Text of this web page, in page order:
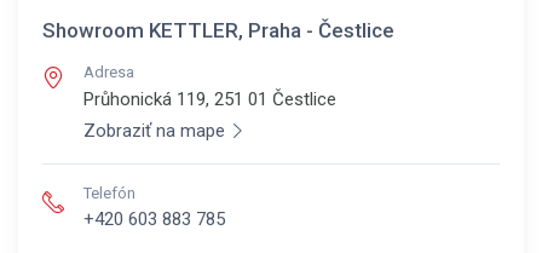
Showroom KETTLER, Praha - Čestlice
Adresa
Průhonická 119, 251 01 Čestlice
Zobraziť na mape
Telefón
+420 603 883 785